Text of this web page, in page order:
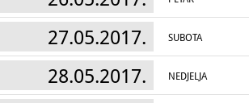
27.05.2017. SUBOTA
28.05.2017. NEDJELJA